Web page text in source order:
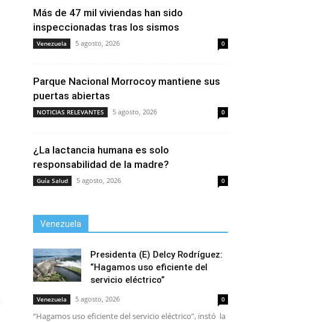
Más de 47 mil viviendas han sido
inspeccionadas tras los sismos
Venezuela 5 agosto, 2026 0
Parque Nacional Morrocoy mantiene sus
puertas abiertas
NOTICIAS RELEVANTES 5 agosto, 2026 0
¿La lactancia humana es solo
responsabilidad de la madre?
Guía Salud 5 agosto, 2026 0
Venezuela
Presidenta (E) Delcy Rodríguez:
“Hagamos uso eficiente del
servicio eléctrico”
Venezuela 5 agosto, 2026 0
“Hagamos uso eficiente del servicio eléctrico”, instó la